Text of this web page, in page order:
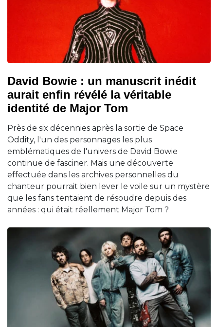
David Bowie : un manuscrit inédit
aurait enfin révélé la véritable
identité de Major Tom
Près de six décennies après la sortie de Space
Oddity, l'un des personnages les plus
emblématiques de l'univers de David Bowie
continue de fasciner. Mais une découverte
effectuée dans les archives personnelles du
chanteur pourrait bien lever le voile sur un mystère
que les fans tentaient de résoudre depuis des
années : qui était réellement Major Tom ?